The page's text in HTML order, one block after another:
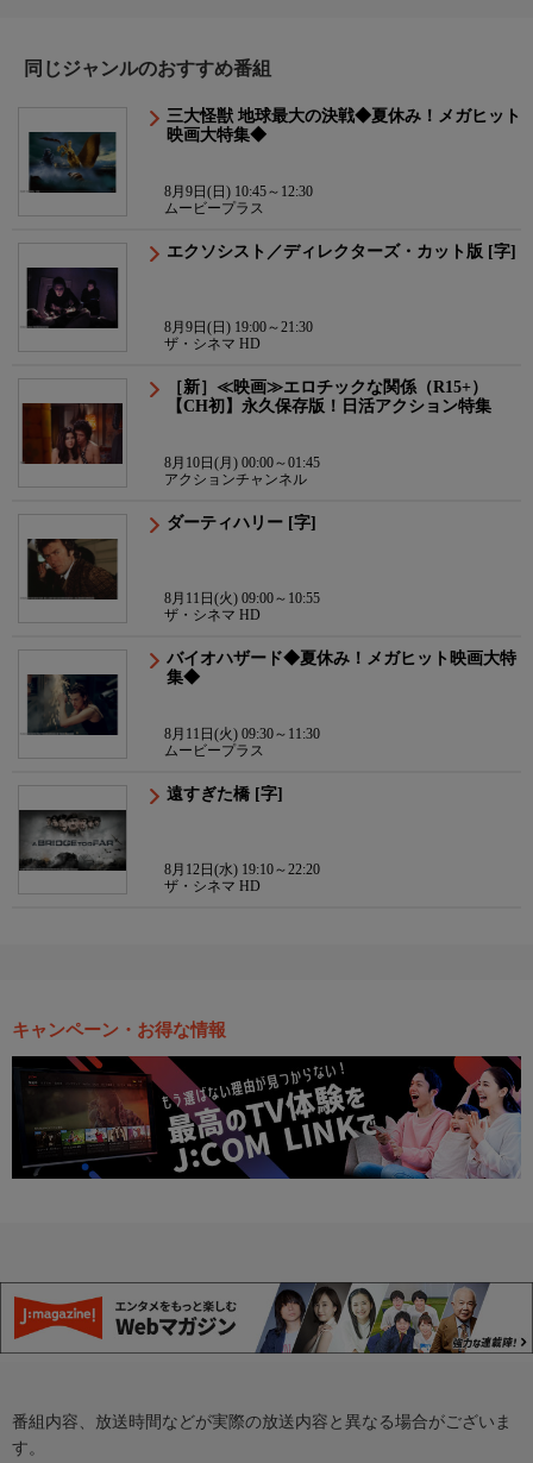
同じジャンルのおすすめ番組
三大怪獣 地球最大の決戦◆夏休み！メガヒット
映画大特集◆
8月9日(日) 10:45～12:30
ムービープラス
エクソシスト／ディレクターズ・カット版 [字]
8月9日(日) 19:00～21:30
ザ・シネマ HD
［新］≪映画≫エロチックな関係（R15+）
【CH初】永久保存版！日活アクション特集
8月10日(月) 00:00～01:45
アクションチャンネル
ダーティハリー [字]
8月11日(火) 09:00～10:55
ザ・シネマ HD
バイオハザード◆夏休み！メガヒット映画大特
集◆
8月11日(火) 09:30～11:30
ムービープラス
遠すぎた橋 [字]
8月12日(水) 19:10～22:20
ザ・シネマ HD
キャンペーン・お得な情報
番組内容、放送時間などが実際の放送内容と異なる場合がございま
す。